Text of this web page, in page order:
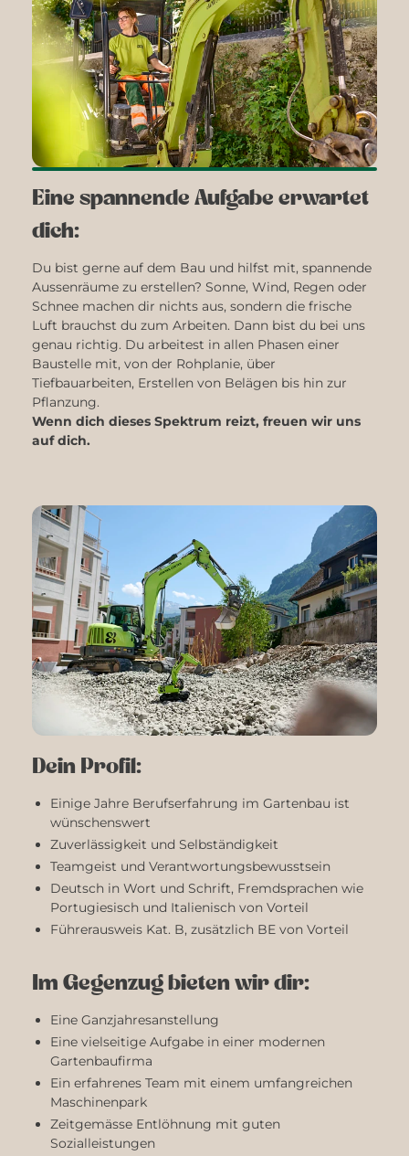
Eine spannende Aufgabe erwartet
dich:
Du bist gerne auf dem Bau und hilfst mit, spannende
Aussenräume zu erstellen? Sonne, Wind, Regen oder
Schnee machen dir nichts aus, sondern die frische
Luft brauchst du zum Arbeiten. Dann bist du bei uns
genau richtig. Du arbeitest in allen Phasen einer
Baustelle mit, von der Rohplanie, über
Tiefbauarbeiten, Erstellen von Belägen bis hin zur
Pflanzung.
Wenn dich dieses Spektrum reizt, freuen wir uns
auf dich.
Dein Profil:
Einige Jahre Berufserfahrung im Gartenbau ist
wünschenswert
Zuverlässigkeit und Selbständigkeit
Teamgeist und Verantwortungsbewusstsein
Deutsch in Wort und Schrift, Fremdsprachen wie
Portugiesisch und Italienisch von Vorteil
Führerausweis Kat. B, zusätzlich BE von Vorteil
Im Gegenzug bieten wir dir:
Eine Ganzjahresanstellung
Eine vielseitige Aufgabe in einer modernen
Gartenbaufirma
Ein erfahrenes Team mit einem umfangreichen
Maschinenpark
Zeitgemässe Entlöhnung mit guten
Sozialleistungen